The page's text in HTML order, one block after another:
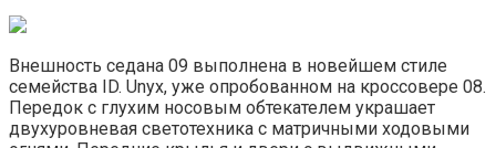
Внешность седана 09 выполнена в новейшем стиле
семейства ID. Unyx, уже опробованном на кроссовере 08.
Передок с глухим носовым обтекателем украшает
двухуровневая светотехника с матричными ходовыми